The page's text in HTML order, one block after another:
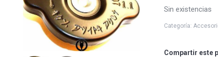
Sin existencias
Categoría:
Compartir este